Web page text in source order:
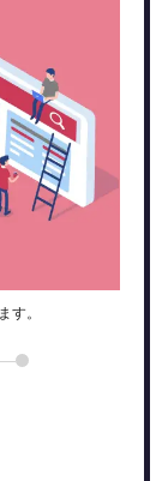
間が必要？
トを活用して
す。